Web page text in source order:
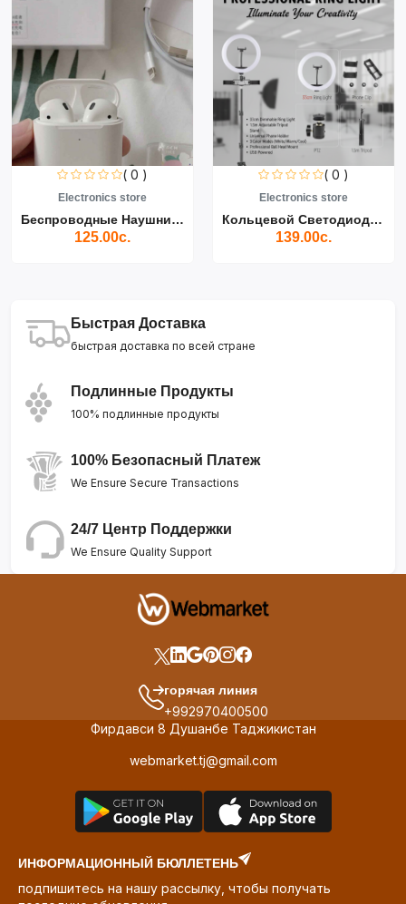
( 0 )
Electronics store
Беспроводные Наушники Air...
125.00с.
( 0 )
Electronics store
Кольцевой Светодиодный Св...
139.00с.
Быстрая Доставка
быстрая доставка по всей стране
Подлинные Продукты
100% подлинные продукты
100% Безопасный Платеж
We Ensure Secure Transactions
24/7 Центр Поддержки
We Ensure Quality Support
горячая линия
+992970400500
Фирдавси 8 Душанбе Таджикистан
webmarket.tj@gmail.com
ИНФОРМАЦИОННЫЙ БЮЛЛЕТЕНЬ
подпишитесь на нашу рассылку, чтобы получать